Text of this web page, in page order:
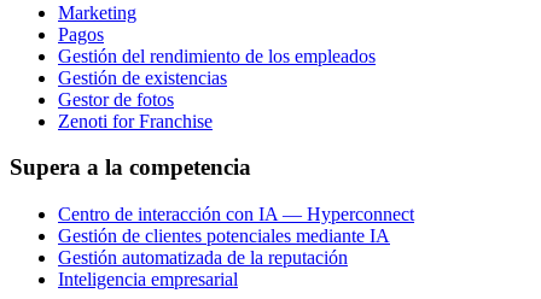
Marketing
Pagos
Gestión del rendimiento de los empleados
Gestión de existencias
Gestor de fotos
Zenoti for Franchise
Supera a la competencia
Centro de interacción con IA — Hyperconnect
Gestión de clientes potenciales mediante IA
Gestión automatizada de la reputación
Inteligencia empresarial